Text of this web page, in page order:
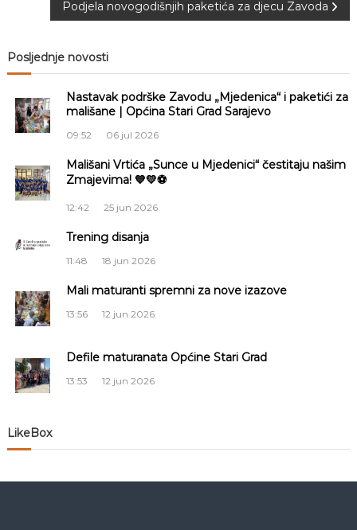
v
i
g
c
a
č
a
n
a
Podjela novogodišnjih paketića za djecu Zavoda
Posljednje novosti
Nastavak podrške Zavodu „Mjedenica“ i paketići za
mališane | Općina Stari Grad Sarajevo
09:52 06 jul 2026
Mališani Vrtića „Sunce u Mjedenici“ čestitaju našim
Zmajevima! 💙💛⚽
12:42 25 jun 2026
Trening disanja
11:48 18 jun 2026
Mali maturanti spremni za nove izazove
13:56 12 jun 2026
Defile maturanata Općine Stari Grad
13:53 12 jun 2026
LikeBox